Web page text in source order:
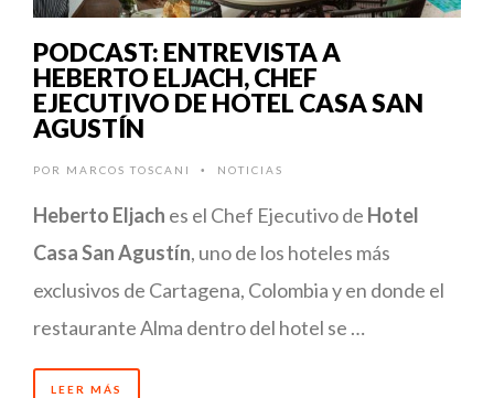
PODCAST: ENTREVISTA A
HEBERTO ELJACH, CHEF
EJECUTIVO DE HOTEL CASA SAN
AGUSTÍN
POR MARCOS TOSCANI • NOTICIAS
Heberto Eljach es el Chef Ejecutivo de Hotel
Casa San Agustín, uno de los hoteles más
exclusivos de Cartagena, Colombia y en donde el
restaurante Alma dentro del hotel se …
LEER MÁS